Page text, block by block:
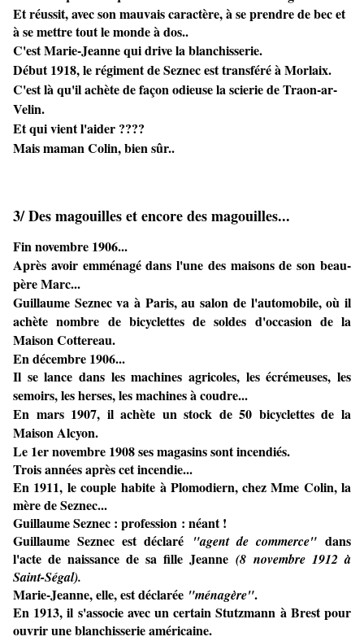
Et réussit, avec son mauvais caractère, à se prendre de bec et
à se mettre tout le monde à dos..
C'est Marie-Jeanne qui drive la blanchisserie.
Début 1918, le régiment de Seznec est transféré à Morlaix.
C'est là qu'il achète de façon odieuse la scierie de Traon-ar-
Velin.
Et qui vient l'aider ????
Mais maman Colin, bien sûr..
3/ Des magouilles et encore des magouilles...
Fin novembre 1906...
Après avoir emménagé dans l'une des maisons de son beau-
père Marc...
Guillaume Seznec va à Paris, au salon de l'automobile, où il
achète nombre de bicyclettes de soldes d'occasion de la
Maison Cottereau.
En décembre 1906...
Il se lance dans les machines agricoles, les écrémeuses, les
semoirs, les herses, les machines à coudre...
En mars 1907, il achète un stock de 50 bicyclettes de la
Maison Alcyon.
Le 1er novembre 1908 ses magasins sont incendiés.
Trois années après cet incendie...
En 1911, le couple habite à Plomodiern, chez Mme Colin, la
mère de Seznec...
Guillaume Seznec : profession : néant !
Guillaume Seznec est déclaré "agent de commerce" dans
l'acte de naissance de sa fille Jeanne (8 novembre 1912 à
Saint-Ségal).
Marie-Jeanne, elle, est déclarée "ménagère".
En 1913, il s'associe avec un certain Stutzmann à Brest pour
ouvrir une blanchisserie américaine.